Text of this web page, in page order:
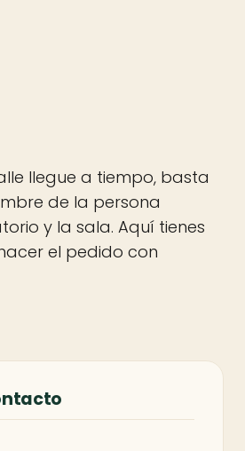
llegue a tiempo, basta
de la persona
y la sala. Aquí tienes
el pedido con